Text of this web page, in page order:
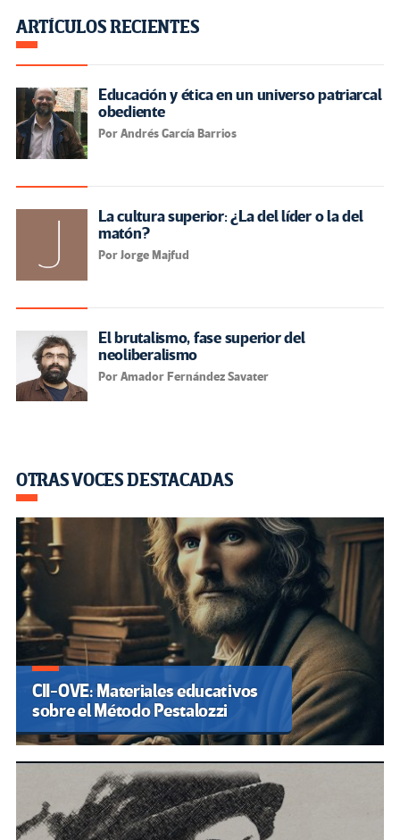
ARTÍCULOS RECIENTES
Educación y ética en un universo patriarcal
obediente
Por Andrés García Barrios
La cultura superior: ¿La del líder o la del
matón?
Por Jorge Majfud
El brutalismo, fase superior del
neoliberalismo
Por Amador Fernández Savater
OTRAS VOCES DESTACADAS
CII-OVE: Materiales educativos
sobre el Método Pestalozzi